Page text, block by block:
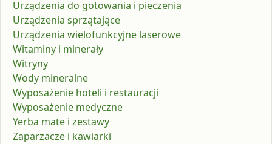
Urządzenia do gotowania i pieczenia
Urządzenia sprzątające
Urządzenia wielofunkcyjne laserowe
Witaminy i minerały
Witryny
Wody mineralne
Wyposażenie hoteli i restauracji
Wyposażenie medyczne
Yerba mate i zestawy
Zaparzacze i kawiarki